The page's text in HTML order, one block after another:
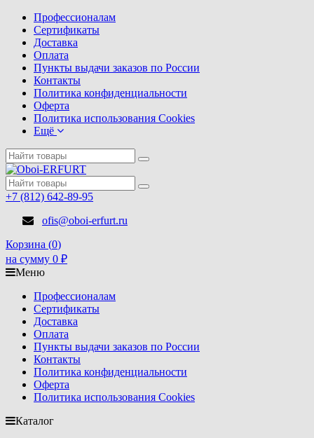
Профессионалам
Сертификаты
Доставка
Оплата
Пункты выдачи заказов по России
Контакты
Политика конфиденциальности
Оферта
Политика использования Cookies
Ещё
+7 (812) 642-89-95
ofis@oboi-erfurt.ru
Корзина (0)
на сумму 0 ₽
Меню
Профессионалам
Сертификаты
Доставка
Оплата
Пункты выдачи заказов по России
Контакты
Политика конфиденциальности
Оферта
Политика использования Cookies
Каталог